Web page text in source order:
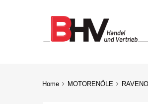
Home MOTORENÖLE